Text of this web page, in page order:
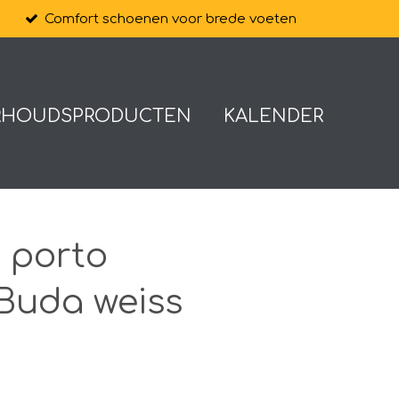
Comfort schoenen voor brede voeten
KALENDER
porto
weiss